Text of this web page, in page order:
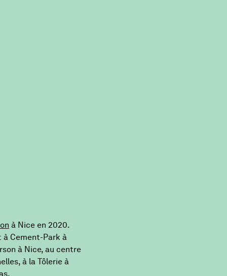
à Nice en 2020.
à Cement-Park à
à Nice, au centre
à la Tôlerie à